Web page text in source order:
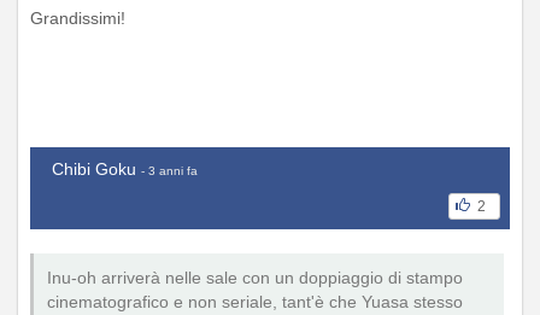
Grandissimi!
Chibi Goku - 3 anni fa
2
Inu-oh arriverà nelle sale con un doppiaggio di stampo
cinematografico e non seriale, tant'è che Yuasa stesso